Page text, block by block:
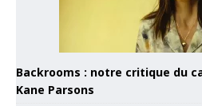
Backrooms : notre critique du
Kane Parsons